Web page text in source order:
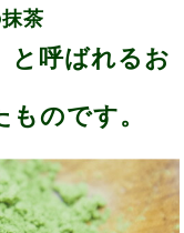
茶
と呼ばれるお
のです。